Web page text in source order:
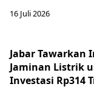
16 Juli 2026
Jabar Tawarkan
Jaminan Listrik
Investasi Rp314